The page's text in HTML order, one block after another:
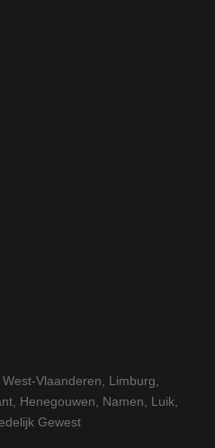
West-Vlaanderen Limburg
Henegouwen Namen Luik
Gewest